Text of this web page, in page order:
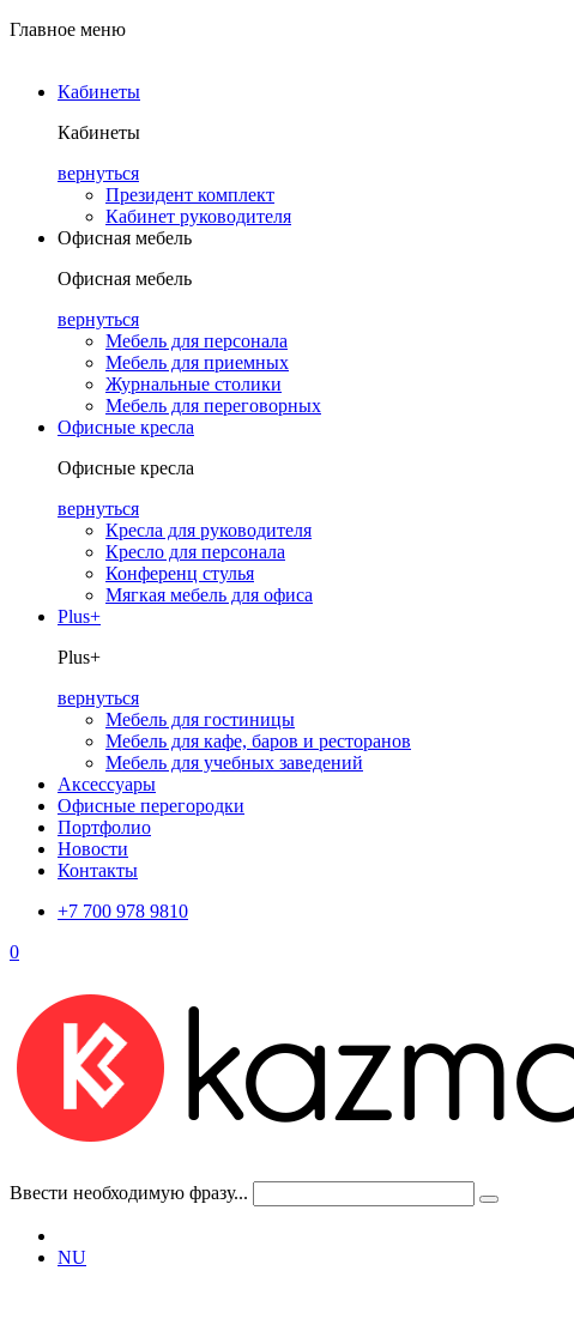
Главное меню
Кабинеты
Кабинеты
вернуться
Президент комплект
Кабинет руководителя
Офисная мебель
Офисная мебель
вернуться
Мебель для персонала
Мебель для приемных
Журнальные столики
Мебель для переговорных
Офисные кресла
Офисные кресла
вернуться
Кресла для руководителя
Кресло для персонала
Конференц стулья
Мягкая мебель для офиса
Plus+
Plus+
вернуться
Мебель для гостиницы
Мебель для кафе, баров и ресторанов
Мебель для учебных заведений
Аксессуары
Офисные перегородки
Портфолио
Новости
Контакты
+7 700 978 9810
0
Ввести необходимую фразу...
NU